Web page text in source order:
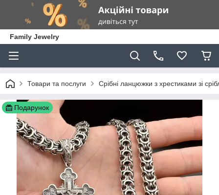
Family Jewelry
Товари та послуги Срібні ланцюжки з хрестиками зі
Подарунок